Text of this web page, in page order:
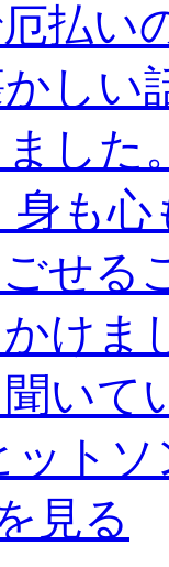
払い
しい
した
身も
せる
けま
いて
ット
見る